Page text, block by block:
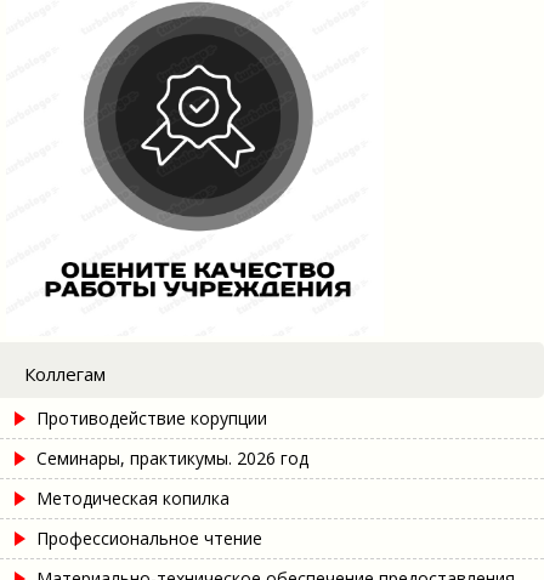
Коллегам
Противодействие корупции
Семинары, практикумы. 2026 год
Методическая копилка
Профессиональное чтение